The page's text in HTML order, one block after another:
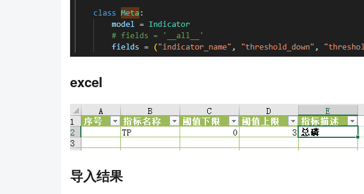
excel
导入结果